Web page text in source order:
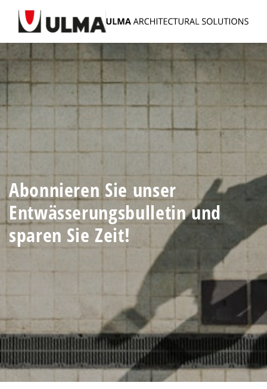
Abonnieren Sie unser
Entwässerungsbulletin und
sparen Sie Zeit!